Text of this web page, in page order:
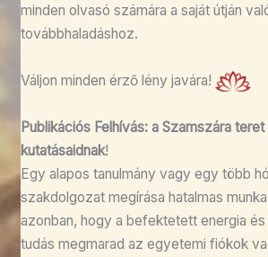
minden olvasó számára a saját útján
továbbhaladáshoz.
Váljon minden érző lény javára!
Publikációs Felhívás: a Szamszára teret
kutatásaidnak!
Egy alapos tanulmány vagy egy több
szakdolgozat megírása hatalmas
azonban, hogy a befektetett energia
tudás megmarad az egyetemi fiókok